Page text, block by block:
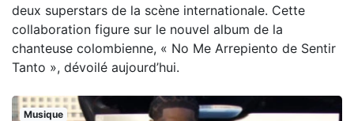
deux superstars de la scène internationale. Cette
collaboration figure sur le nouvel album de la
chanteuse colombienne, « No Me Arrepiento de Sentir
Tanto », dévoilé aujourd’hui.
Musique